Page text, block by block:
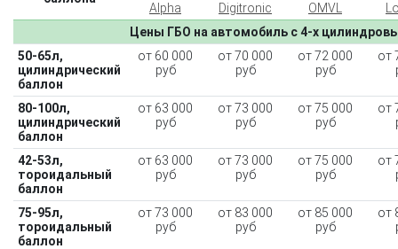
Alpha Digitronic OMVL
Цены ГБО на автомобиль с 4-х
50-65л,
цилиндрический
баллон
от 60 000
руб
от 70 000
руб
от 72 000
руб
от
80-100л,
цилиндрический
баллон
от 63 000
руб
от 73 000
руб
от 75 000
руб
от
42-53л,
тороидальный
баллон
от 63 000
руб
от 73 000
руб
от 75 000
руб
от
75-95л,
тороидальный
баллон
от 73 000
руб
от 83 000
руб
от 85 000
руб
от